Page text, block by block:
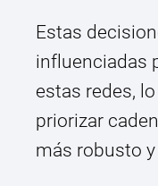
Estas
influenciadas
estas redes,
priorizar
más robusto y